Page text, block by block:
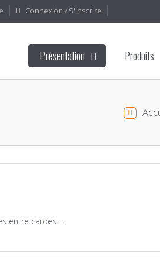
Connexion / S'inscrire
Présentation Produits
entre cardes ...